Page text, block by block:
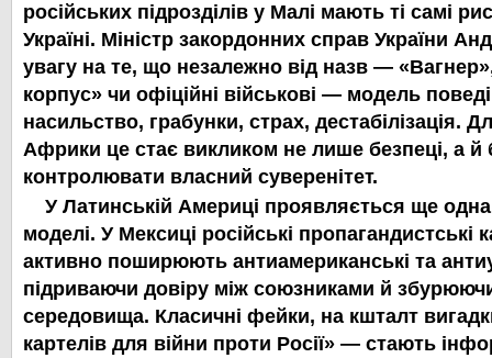
російських підрозділів у Малі мають ті самі
Україні. Міністр закордонних справ України
увагу на те, що незалежно від назв —
корпус» чи офіційні військові — модель
насильство, грабунки, страх, дестабілізація.
Африки це стає викликом не лише безпеці, а й
контролювати власний суверенітет.
У Латинській Америці проявляється ще одна
моделі. У Мексиці російські пропагандистські
активно поширюють антиамериканські та
підриваючи довіру між союзниками й збурюючи
середовища. Класичні фейки, на кшталт
картелів для війни проти Росії» — стають